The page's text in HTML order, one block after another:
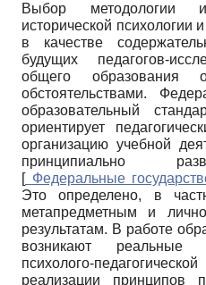
Выбор методологии
исторической психологии
в качестве
будущих педагогов-
общего образования
обстоятельствами.
образовательный
ориентирует
организацию учебной
принципиально
[Федеральные
Это определено, в
метапредметным и
результатам. В работе
возникают реальные
психолого-
реализации принципов